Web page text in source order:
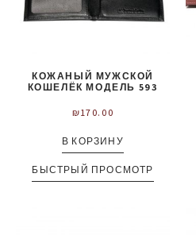
КОЖАНЫЙ МУЖСКОЙ
КОШЕЛЁК МОДЕЛЬ 593
₪170.00
В КОРЗИНУ
БЫСТРЫЙ ПРОСМОТР